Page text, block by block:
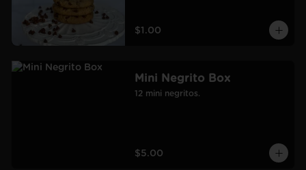
$1.00
Mini Negrito Box
12 mini negritos.
$5.00